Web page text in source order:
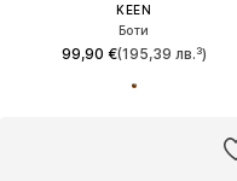
KEEN
Боти
99,90 €(195,39 лв.³)